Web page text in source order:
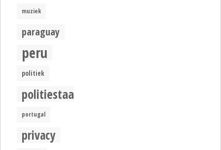
muziek
paraguay
peru
politiek
politiestaat
portugal
privacy